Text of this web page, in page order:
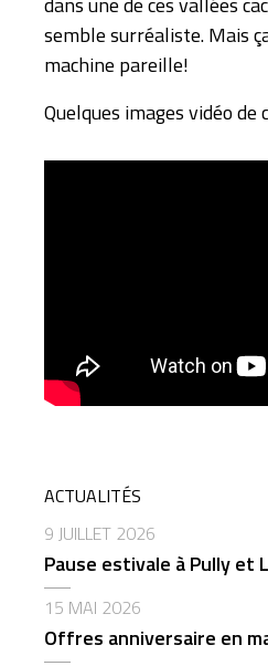
semble surréaliste. Mais
machine pareille!
Quelques images vidéo
ACTUALITÉS
9 JUILLET 2026
Pause estivale à Pully et
15 MAI 2026
Offres anniversaire en